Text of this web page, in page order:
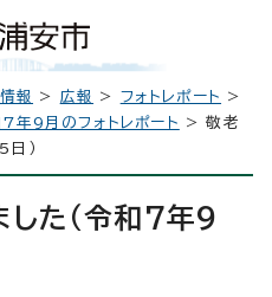
報 > 広報 > フォトレポート
>
年9月のフォトレポート
> 敬老
）
した（令和7年9